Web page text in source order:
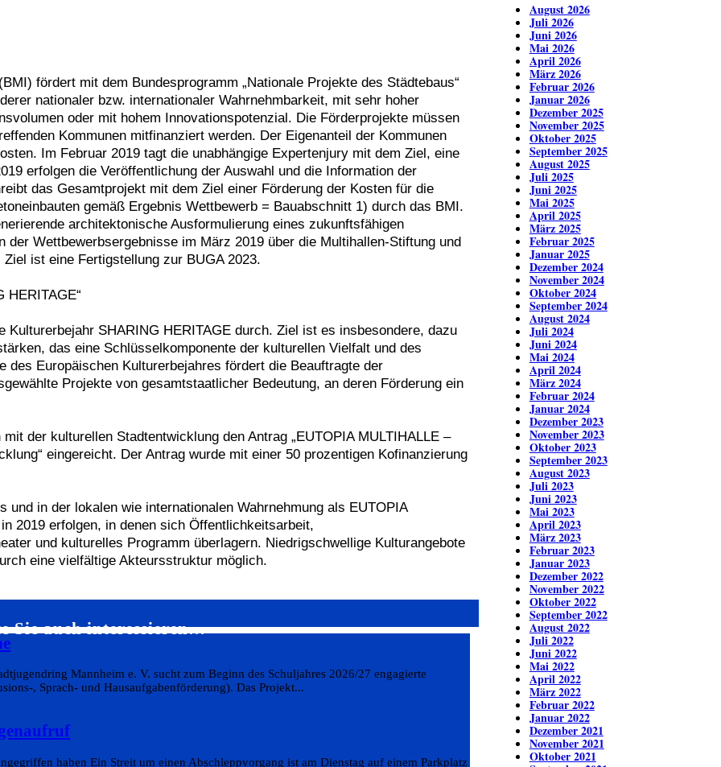
fördert mit dem Bundesprogramm „Nationale Projekte des Städtebaus“
nationaler bzw. internationaler Wahrnehmbarkeit, mit sehr hoher
oder mit hohem Innovationspotenzial. Die Förderprojekte müssen
Kommunen mitfinanziert werden. Der Eigenanteil der Kommunen
Im Februar 2019 tagt die unabhängige Expertenjury mit dem Ziel, eine
erfolgen die Veröffentlichung der Auswahl und die Information der
das Gesamtprojekt mit dem Ziel einer Förderung der Kosten für die
gemäß Ergebnis Wettbewerb = Bauabschnitt 1) durch das BMI.
architektonische Ausformulierung eines zukunftsfähigen
Wettbewerbsergebnisse im März 2019 über die Multihallen-Stiftung und
ist eine Fertigstellung zur BUGA 2023.
HERITAGE“
SHARING HERITAGE durch. Ziel ist es insbesondere, dazu
das eine Schlüsselkomponente der kulturellen Vielfalt und des
Europäischen Kulturerbejahres fördert die Beauftragte der
Projekte von gesamtstaatlicher Bedeutung, an deren Förderung ein
der kulturellen Stadtentwicklung den Antrag „EUTOPIA MULTIHALLE –
eingereicht. Der Antrag wurde mit einer 50 prozentigen Kofinanzierung
in der lokalen wie internationalen Wahrnehmung als EUTOPIA
2019 erfolgen, in denen sich Öffentlichkeitsarbeit,
und kulturelles Programm überlagern. Niedrigschwellige Kulturangebote
eine vielfältige Akteursstruktur möglich.
Sie auch interessieren…
Mannheim e. V. sucht zum Beginn des Schuljahres 2026/27 engagierte
, Sprach- und Hausaufgabenförderung). Das Projekt...
haben Ein Streit um einen Abschleppvorgang ist am Dienstag auf einem Parkplatz
August 2026
Juli 2026
Juni 2026
Mai 2026
April 2026
März 2026
Februar 2026
Januar 2026
Dezember 2025
November 2025
Oktober 2025
September 2025
August 2025
Juli 2025
Juni 2025
Mai 2025
April 2025
März 2025
Februar 2025
Januar 2025
Dezember 2024
November 2024
Oktober 2024
September 2024
August 2024
Juli 2024
Juni 2024
Mai 2024
April 2024
März 2024
Februar 2024
Januar 2024
Dezember 2023
November 2023
Oktober 2023
September 2023
August 2023
Juli 2023
Juni 2023
Mai 2023
April 2023
März 2023
Februar 2023
Januar 2023
Dezember 2022
November 2022
Oktober 2022
September 2022
August 2022
Juli 2022
Juni 2022
Mai 2022
April 2022
März 2022
Februar 2022
Januar 2022
Dezember 2021
November 2021
Oktober 2021